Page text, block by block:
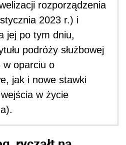
rozporządzenia
2023 r.) i
jej po tym dniu,
podróży służbowej
w oparciu o
jak i nowe stawki
w życie